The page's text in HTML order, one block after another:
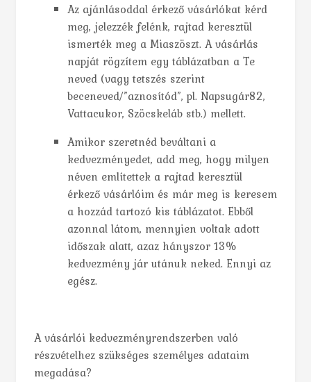
Az ajánlásoddal érkező vásárlókat kérd
meg, jelezzék felénk, rajtad keresztül
ismerték meg a Miaszöszt. A vásárlás
napját rögzítem egy táblázatban a Te
neved (vagy tetszés szerint
beceneved/”aznosítód”, pl. Napsugár82,
Vattacukor, Szöcskeláb stb.) mellett.
Amikor szeretnéd beváltani a
kedvezményedet, add meg, hogy milyen
néven említettek a rajtad keresztül
érkező vásárlóim és már meg is keresem
a hozzád tartozó kis táblázatot. Ebből
azonnal látom, mennyien voltak adott
időszak alatt, azaz hányszor 13%
kedvezmény jár utánuk neked. Ennyi az
egész.
A vásárlói kedvezményrendszerben való
részvételhez szükséges személyes adataim
megadása?